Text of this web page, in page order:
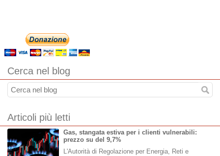
Cerca nel blog
Articoli più letti
Gas, stangata estiva per i clienti vulnerabili:
prezzo su del 9,7%
L'Autorità di Regolazione per Energia, Reti e